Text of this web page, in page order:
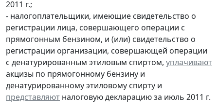
2011 г.;
- налогоплательщики, имеющие свидетельство о
регистрации лица, совершающего операции с
прямогонным бензином, и (или) свидетельство о
регистрации организации, совершающей операции
с денатурированным этиловым спиртом, уплачивают
акцизы по прямогонному бензину и
денатурированному этиловому спирту и
представляют налоговую декларацию за июль 2011 г.